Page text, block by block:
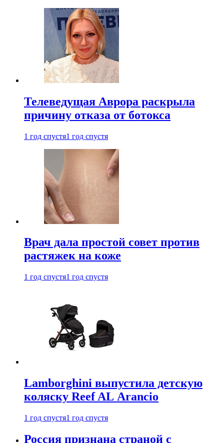
Телеведущая Аврора раскрыла
причину отказа от ботокса
1 год спустя1 год спустя
Врач дала простой совет против
растяжек на коже
1 год спустя1 год спустя
Lamborghini выпустила детскую
коляску Reef AL Arancio
1 год спустя1 год спустя
Россия признана страной с